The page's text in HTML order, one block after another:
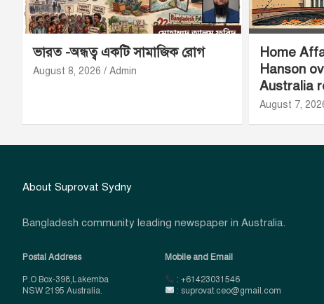
ভারত -অন্ধত্ব একটি সামাজিক রোগ
August 8, 2026 Admin
Home
Hanson
Australia
August 7,
About Suprovat Sydny
Bangladesh community leading newspaper in Australia.
Postal Address
P.O Box-398,Lakemba
NSW 2195 Australia.
Mobile and Email
: +61423031546
: suprovat.ceo@gmail.com